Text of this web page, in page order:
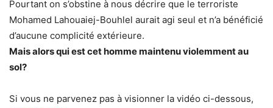
Pourtant on s’obstine à nous décrire que le terroriste
Mohamed Lahouaiej-Bouhlel aurait agi seul et n’a bénéficié
d’aucune complicité extérieure.
Mais alors qui est cet homme maintenu violemment au
sol?
Si vous ne parvenez pas à visionner la vidéo ci-dessous,